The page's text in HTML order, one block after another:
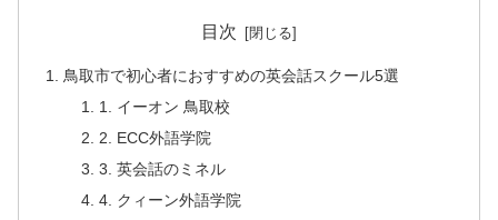
目次
鳥取市で初心者におすすめの英会話スクール5選
1. イーオン 鳥取校
2. ECC外語学院
3. 英会話のミネル
4. クィーン外語学院